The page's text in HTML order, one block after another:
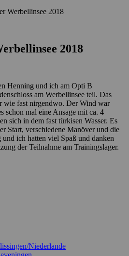
Werbellinsee 2018
2018
Henning und ich am Opti B
am Werbellinsee teil. Das
wie fast nirgendwo. Der Wind war
schon mal eine Ansage mit ca. 4
sich in dem fast türkisen Wasser. Es
Start, verschiedene Manöver und die
ich hatten viel Spaß und danken
der Teilnahme am Trainingslager.
Niederlande